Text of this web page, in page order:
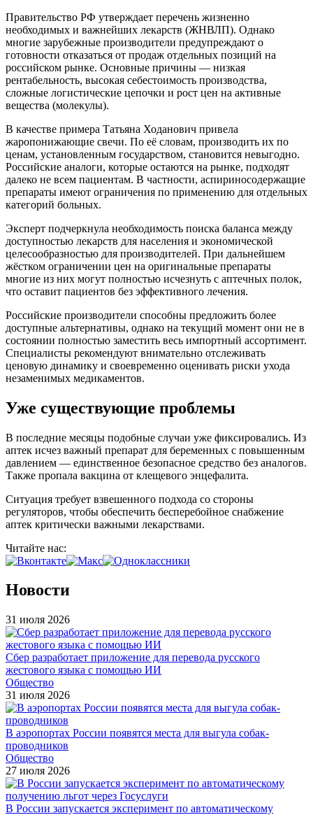
Правительство РФ утверждает перечень жизненно
необходимых и важнейших лекарств (ЖНВЛП). Однако
многие зарубежные производители предупреждают о
готовности отказаться от продаж отдельных позиций на
российском рынке. Основные причины — низкая
рентабельность, высокая себестоимость производства,
сложные логистические цепочки и рост цен на активные
вещества (молекулы).
В качестве примера Татьяна Ходанович привела
жаропонижающие свечи. По её словам, производить их по
ценам, установленным государством, становится невыгодно.
Российские аналоги, которые остаются на рынке, подходят
далеко не всем пациентам. В частности, аспириносодержащие
препараты имеют ограничения по применению для отдельных
категорий больных.
Эксперт подчеркнула необходимость поиска баланса между
доступностью лекарств для населения и экономической
целесообразностью для производителей. При дальнейшем
жёстком ограничении цен на оригинальные препараты
многие из них могут полностью исчезнуть с аптечных полок,
что оставит пациентов без эффективного лечения.
Российские производители способны предложить более
доступные альтернативы, однако на текущий момент они не в
состоянии полностью заместить весь импортный ассортимент.
Специалисты рекомендуют внимательно отслеживать
ценовую динамику и своевременно оценивать риски ухода
незаменимых медикаментов.
Уже существующие проблемы
В последние месяцы подобные случаи уже фиксировались. Из
аптек исчез важный препарат для беременных с повышенным
давлением — единственное безопасное средство без аналогов.
Также пропала вакцина от клещевого энцефалита.
Ситуация требует взвешенного подхода со стороны
регуляторов, чтобы обеспечить бесперебойное снабжение
аптек критически важными лекарствами.
Читайте нас:
Новости
31 июля 2026
Сбер разработает приложение для перевода русского
жестового языка с помощью ИИ
Общество
31 июля 2026
В аэропортах России появятся места для выгула собак-
проводников
Общество
27 июля 2026
В России запускается эксперимент по автоматическому